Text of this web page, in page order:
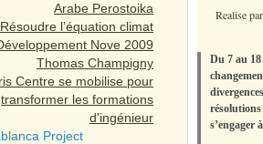
Arabe Perostoika
Résoudre l’équation climat
Nove 2009
Thomas Champigny
Centre se mobilise pour
transformer les formations
d'ingénieur
Project
Realise
Du 7 au 18
s’engager